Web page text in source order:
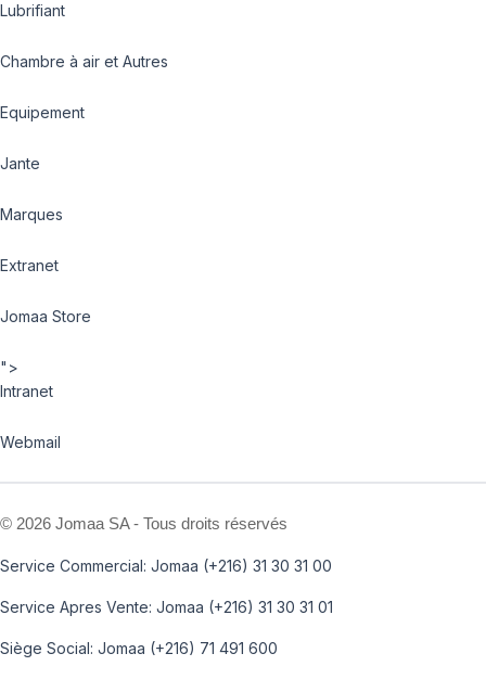
Lubrifiant
Chambre à air et Autres
Equipement
Jante
Marques
Extranet
Jomaa Store
">
Intranet
Webmail
© 2026 Jomaa SA - Tous droits réservés
Service Commercial: Jomaa (+216) 31 30 31 00
Service Apres Vente: Jomaa (+216) 31 30 31 01
Siège Social: Jomaa (+216) 71 491 600